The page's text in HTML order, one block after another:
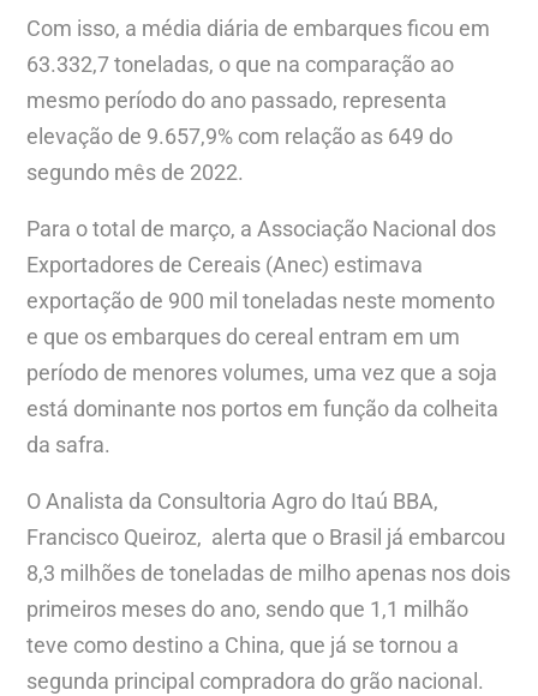
Com isso, a média diária de embarques ficou em
63.332,7 toneladas, o que na comparação ao
mesmo período do ano passado, representa
elevação de 9.657,9% com relação as 649 do
segundo mês de 2022.
Para o total de março, a Associação Nacional dos
Exportadores de Cereais (Anec) estimava
exportação de 900 mil toneladas neste momento
e que os embarques do cereal entram em um
período de menores volumes, uma vez que a soja
está dominante nos portos em função da colheita
da safra.
O Analista da Consultoria Agro do Itaú BBA,
Francisco Queiroz, alerta que o Brasil já embarcou
8,3 milhões de toneladas de milho apenas nos dois
primeiros meses do ano, sendo que 1,1 milhão
teve como destino a China, que já se tornou a
segunda principal compradora do grão nacional.